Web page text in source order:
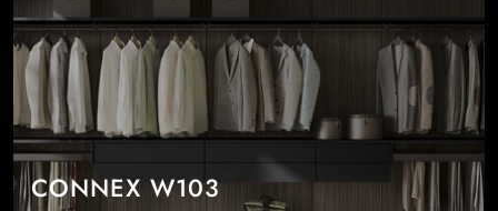
CONNEX W103